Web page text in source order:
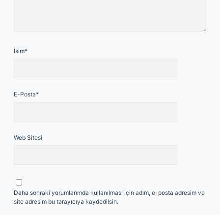
İsim*
E-Posta*
Web Sitesi
Daha sonraki yorumlarımda kullanılması için adım, e-posta adresim ve
site adresim bu tarayıcıya kaydedilsin.